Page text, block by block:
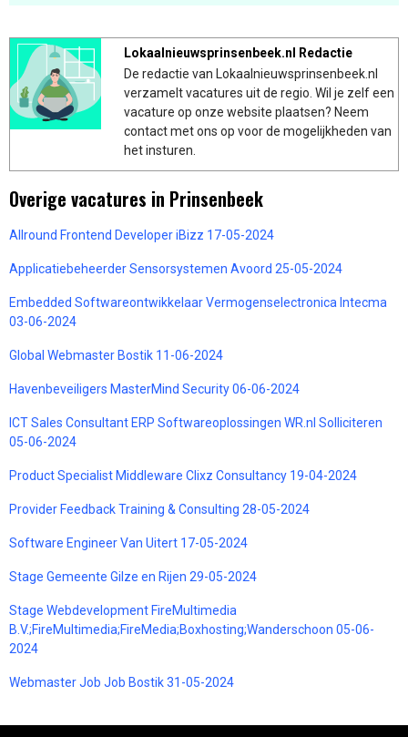
Lokaalnieuwsprinsenbeek.nl Redactie
De redactie van Lokaalnieuwsprinsenbeek.nl
verzamelt vacatures uit de regio. Wil je zelf een
vacature op onze website plaatsen? Neem
contact met ons op voor de mogelijkheden van
het insturen.
Overige vacatures in Prinsenbeek
Allround Frontend Developer iBizz 17-05-2024
Applicatiebeheerder Sensorsystemen Avoord 25-05-2024
Embedded Softwareontwikkelaar Vermogenselectronica Intecma
03-06-2024
Global Webmaster Bostik 11-06-2024
Havenbeveiligers MasterMind Security 06-06-2024
ICT Sales Consultant ERP Softwareoplossingen WR.nl Solliciteren
05-06-2024
Product Specialist Middleware Clixz Consultancy 19-04-2024
Provider Feedback Training & Consulting 28-05-2024
Software Engineer Van Uitert 17-05-2024
Stage Gemeente Gilze en Rijen 29-05-2024
Stage Webdevelopment FireMultimedia
B.V.;FireMultimedia;FireMedia;Boxhosting;Wanderschoon 05-06-
2024
Webmaster Job Job Bostik 31-05-2024